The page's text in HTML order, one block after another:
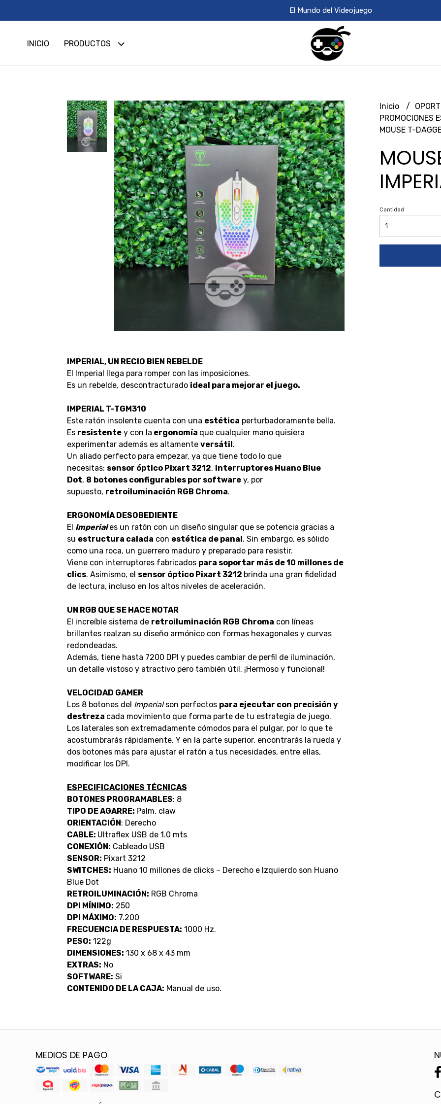
El Mundo del Videojuego
INICIO PRODUCTOS
IMPERIAL, UN RECIO BIEN REBELDE
El Imperial llega para romper con las imposiciones.
Es un rebelde, descontracturado ideal para mejorar el juego.
IMPERIAL T-TGM310
Este ratón insolente cuenta con una estética perturbadoramente bella.
Es resistentey con la ergonomía que cualquier mano quisiera
experimentar además es altamente versátil .
Un aliado perfecto para empezar, ya que tiene todo lo que
necesitas: sensor óptico Pixart 3212, interruptores Huano Blue
Dot, 8 botones configurables por softwarey, por
supuesto, retroiluminación RGB Chroma.
ERGONOMÍA DESOBEDIENTE
El Imperiales un ratón con un diseño singular que se potencia gracias a
su estructura calada con estética de panal . Sin embargo, es sólido
como una roca, un guerrero maduro y preparado para resistir.
Viene con interruptores fabricados para soportar más de 10 millones de
clics. Asimismo, el sensor óptico Pixart 3212 brinda una gran fidelidad
de lectura, incluso en los altos niveles de aceleración.
UN RGB QUE SE HACE NOTAR
El increíble sistema de retroiluminación RGB Chroma con líneas
brillantes realzan su diseño armónico con formas hexagonales y curvas
redondeadas.
Además, tiene hasta 7200 DPI y puedes cambiar de perfil de iluminación,
un detalle vistoso y atractivo pero también útil. ¡Hermoso y funcional!
VELOCIDAD GAMER
Los 8 botones del Imperialson perfectos para ejecutar con precisión y
destreza cada movimiento que forma parte de tu estrategia de juego.
Los laterales son extremadamente cómodos para el pulgar, por lo que te
acostumbrarás rápidamente. Y en la parte superior, encontrarás la rueda y
dos botones más para ajustar el ratón a tus necesidades, entre ellas,
modificar los DPI.
ESPECIFICACIONES TÉCNICAS
BOTONES PROGRAMABLES: 8
TIPO DE AGARRE: Palm, claw
ORIENTACIÓN : Derecho
CABLE: Ultraflex USB de 1.0 mts
CONEXIÓN: Cableado USB
SENSOR: Pixart 3212
SWITCHES: Huano 10 millones de clicks – Derecho e Izquierdo son Huano
Blue Dot
RETROILUMINACIÓN: RGB Chroma
DPI MÍNIMO: 250
DPI MÁXIMO: 7.200
FRECUENCIA DE RESPUESTA: 1000 Hz.
PESO: 122g
DIMENSIONES: 130 x 68 x 43 mm
EXTRAS: No
SOFTWARE: Si
CONTENIDO DE LA CAJA: Manual de uso.
Inicio
PROMOCIONES
MOUSE T-
Cantidad
MEDIOS DE PAGO